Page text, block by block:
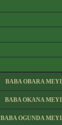
BABA OBARA MEYI
BABA OKANA MEYI
BABA OGUNDA MEYI